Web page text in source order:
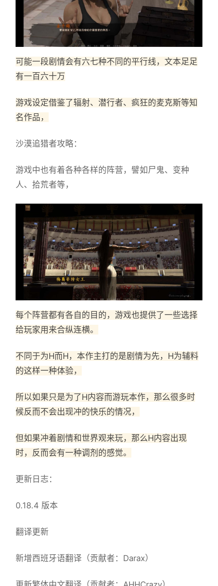
可能一段剧情会有六七种不同的平行线，文本足足
有一百六十万
游戏设定借鉴了辐射、潜行者、疯狂的麦克斯等知
名作品，
沙漠追猎者攻略：
游戏中也有着各种各样的阵营，譬如尸鬼、变种
人、拾荒者等，
每个阵营都有各自的目的，游戏也提供了一些选择
给玩家用来合纵连横。
不同于为H而H，本作主打的是剧情为先，H为辅料
的这样一种体验，
所以如果只是为了H内容而游玩本作，那么很多时
候反而不会出现冲的快乐的情况，
但如果冲着剧情和世界观来玩，那么H内容出现
时，反而会有一种调剂的感觉。
更新日志：
0.18.4 版本
翻译更新
新增西班牙语翻译（贡献者：Darax）